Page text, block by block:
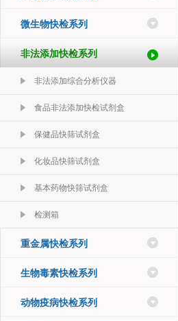
微生物快检系列
非法添加快检系列
非法添加综合分析仪器
食品非法添加快检试剂盒
保健品快筛试剂盒
化妆品快筛试剂盒
基本药物快筛试剂盒
检测箱
重金属快检系列
生物毒素快检系列
动物疫病快检系列